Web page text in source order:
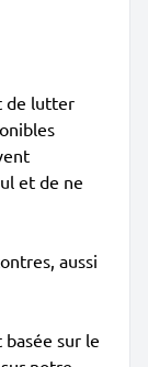
de lutter
et de ne
aussi
sur le